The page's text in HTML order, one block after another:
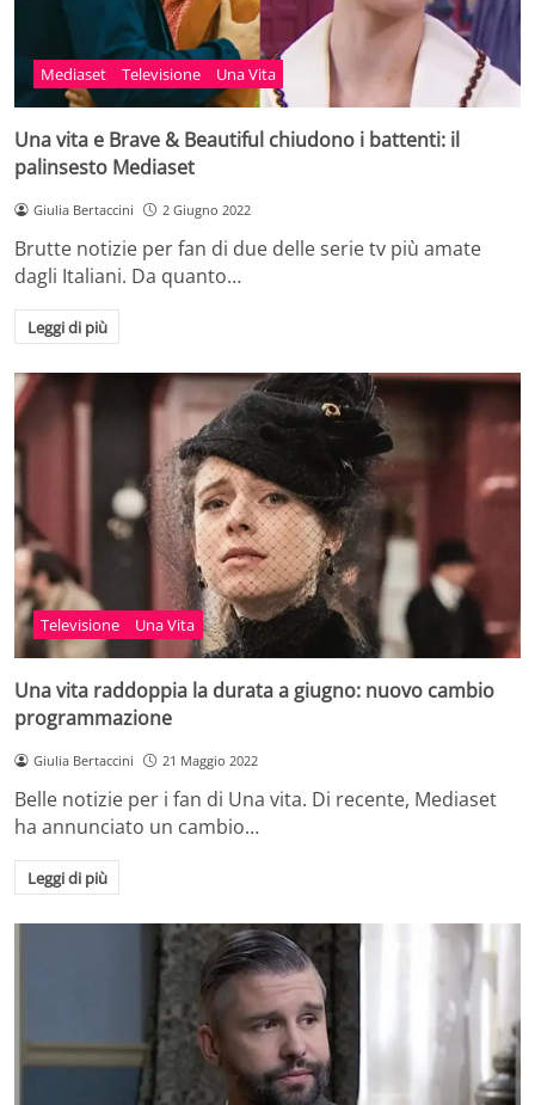
Mediaset Televisione Una Vita
Una vita e Brave & Beautiful chiudono i battenti: il
palinsesto Mediaset
Giulia Bertaccini 2 Giugno 2022
Brutte notizie per fan di due delle serie tv più amate
dagli Italiani. Da quanto…
Leggi di più
Televisione Una Vita
Una vita raddoppia la durata a giugno: nuovo cambio
programmazione
Giulia Bertaccini 21 Maggio 2022
Belle notizie per i fan di Una vita. Di recente, Mediaset
ha annunciato un cambio…
Leggi di più